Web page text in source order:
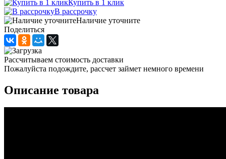
Купить в 1 клик
В рассрочку
Наличие уточните
Поделиться
Рассчитываем стоимость доставки
Пожалуйста подождите, рассчет займет немного времени
Описание товара